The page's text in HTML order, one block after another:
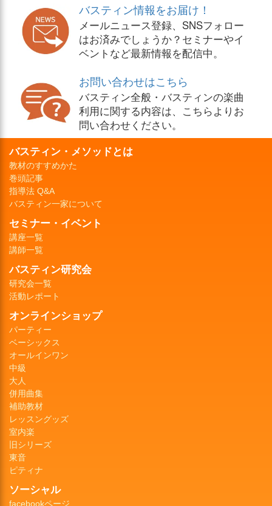
バスティン情報をお届け！
メールニュース登録、SNSフォロー
はお済みでしょうか？セミナーやイ
ベントなど最新情報を配信中。
お問い合わせはこちら
バスティン全般・バスティンの楽曲
利用に関する内容は、こちらよりお
問い合わせください。
バスティン・メソッドとは
教材のすすめかた
巻頭記事
指導法 Q&A
バスティン一家について
セミナー・イベント
講座一覧
講師一覧
バスティン研究会
研究会一覧
活動レポート
オンラインショップ
パーティー
ベーシックス
オールインワン
中級
大人
併用曲集
補助教材
レッスングッズ
室内楽
旧シリーズ
東音
ピティナ
ソーシャル
facebookページ